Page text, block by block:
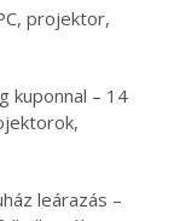
projektor,
kuponnal – 14
leárazás –